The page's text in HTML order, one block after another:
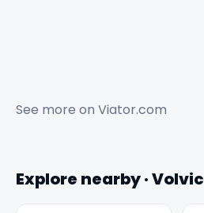
See more on Viator.com
Explore nearby · Volvic